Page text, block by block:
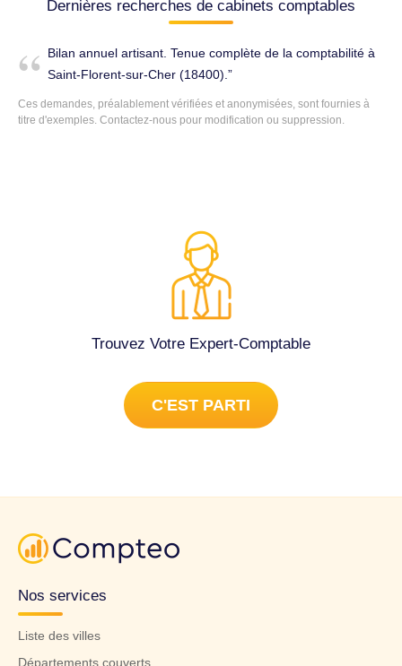
Dernières recherches de cabinets comptables
Bilan annuel artisant. Tenue complète de la comptabilité à
Saint-Florent-sur-Cher (18400).
Ces demandes, préalablement vérifiées et anonymisées, sont fournies à
titre d'exemples. Contactez-nous pour modification ou suppression.
Trouvez Votre Expert-Comptable
C'EST PARTI
Nos services
Liste des villes
Départements couverts